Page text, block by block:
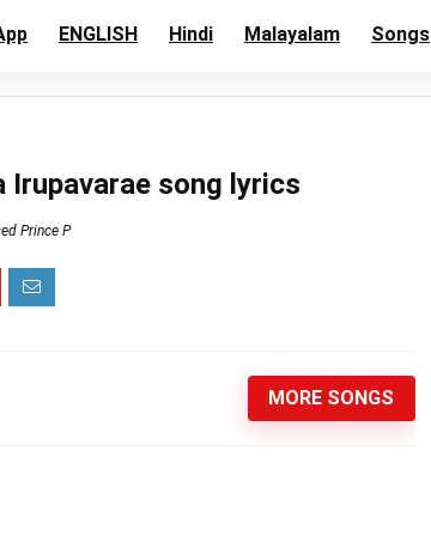
ENGLISH Hindi Malayalam Songs
Irupavarae song lyrics
Prince P
MORE SONGS